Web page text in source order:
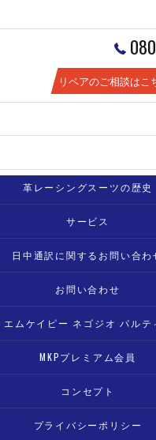
リペアのご相談はこ
革レーシングスーツの歴史
サービス
日中通訳に関するお問い合わ
お問い合わせ
MKPプレミアム会員
コンセプト
プライバシーポリシー